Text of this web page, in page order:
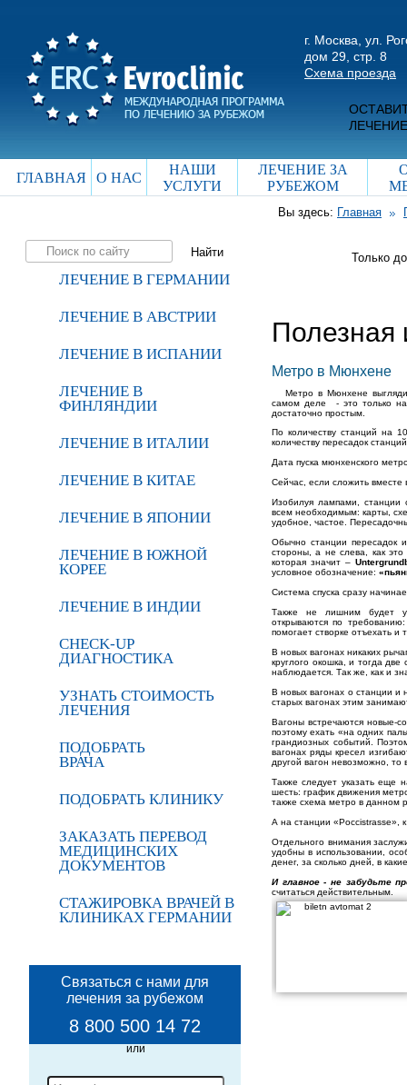
г. Москва, ул.
дом 29, стр. 8
Схема проезда
ГЛАВНАЯ О НАС
НАШИ
УСЛУГИ
ЛЕЧЕНИЕ ЗА
РУБЕЖОМ
Вы здесь: Главная
ЛЕЧЕНИЕ В ГЕРМАНИИ
ЛЕЧЕНИЕ В АВСТРИИ
ЛЕЧЕНИЕ В ИСПАНИИ
ЛЕЧЕНИЕ В
ФИНЛЯНДИИ
ЛЕЧЕНИЕ В ИТАЛИИ
ЛЕЧЕНИЕ В КИТАЕ
ЛЕЧЕНИЕ В ЯПОНИИ
ЛЕЧЕНИЕ В ЮЖНОЙ
КОРЕЕ
ЛЕЧЕНИЕ В ИНДИИ
CHECK-UP
ДИАГНОСТИКА
УЗНАТЬ СТОИМОСТЬ
ЛЕЧЕНИЯ
ПОДОБРАТЬ
ВРАЧА
ПОДОБРАТЬ КЛИНИКУ
ЗАКАЗАТЬ ПЕРЕВОД
МЕДИЦИНСКИХ
ДОКУМЕНТОВ
СТАЖИРОВКА ВРАЧЕЙ В
КЛИНИКАХ ГЕРМАНИИ
Связаться с нами для
лечения за рубежом
8 800 500 14 72
Только
Метро в Мюнхене
Метро в Мюнхене
самом деле - это только на
достаточно простым.
По количеству станций на
количеству пересадок
Дата пуска мюнхенского
Сейчас, если сложить вместе
Изобилуя лампами, станции
всем необходимым: карты,
удобное, частое.
Обычно станции пересадок
стороны, а не слева, как
которая значит –
условное обозначение:
Система спуска сразу
Также не лишним будет
открываются по
помогает створке отъехать
В новых вагонах никаких
круглого окошка, и тогда две
наблюдается. Так же, как и
В новых вагонах о станции и
старых вагонах этим
Вагоны встречаются новые-
поэтому ехать «на одних
грандиозных событий.
вагонах ряды кресел
другой вагон невозможно, то
Также следует указать еще
шесть: график движения
также схема метро в данном
А на станции «Poccistrasse»,
Отдельного внимания
удобны в использовании,
денег, за сколько дней, в
И главное - не забудьте
считаться действительным.